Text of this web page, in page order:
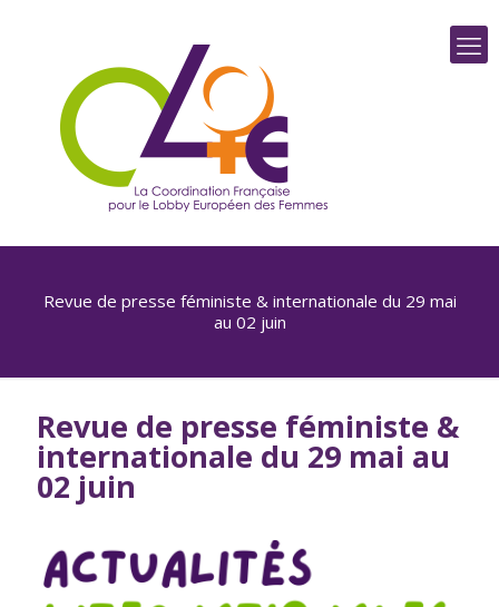
Revue de presse féministe & internationale du 29 mai
au 02 juin
Revue de presse féministe &
internationale du 29 mai au
02 juin